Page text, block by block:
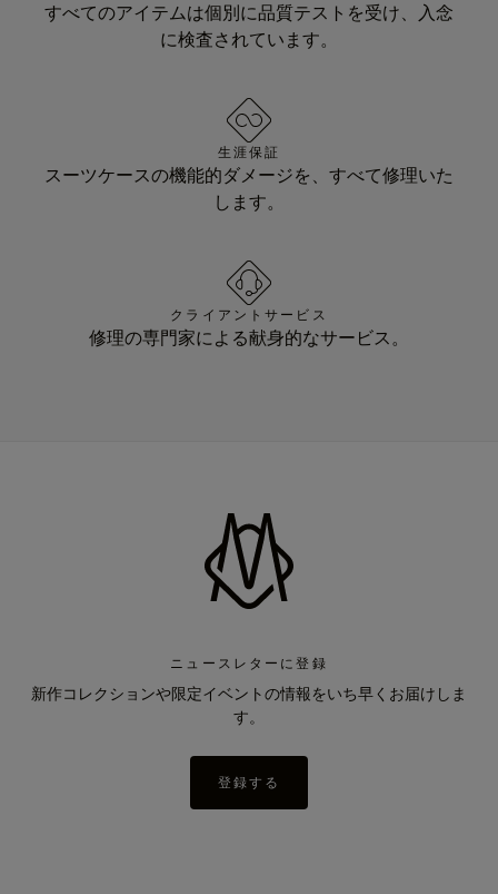
すべてのアイテムは個別に品質テストを受け、入念
に検査されています。
生涯保証
スーツケースの機能的ダメージを、すべて修理いた
します。
クライアントサービス
修理の専門家による献身的なサービス。
ニュースレターに登録
新作コレクションや限定イベントの情報をいち早くお届けしま
す。
登録する